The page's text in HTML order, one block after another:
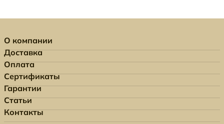
О компании
Доставка
Оплата
Сертификаты
Гарантии
Статьи
Контакты